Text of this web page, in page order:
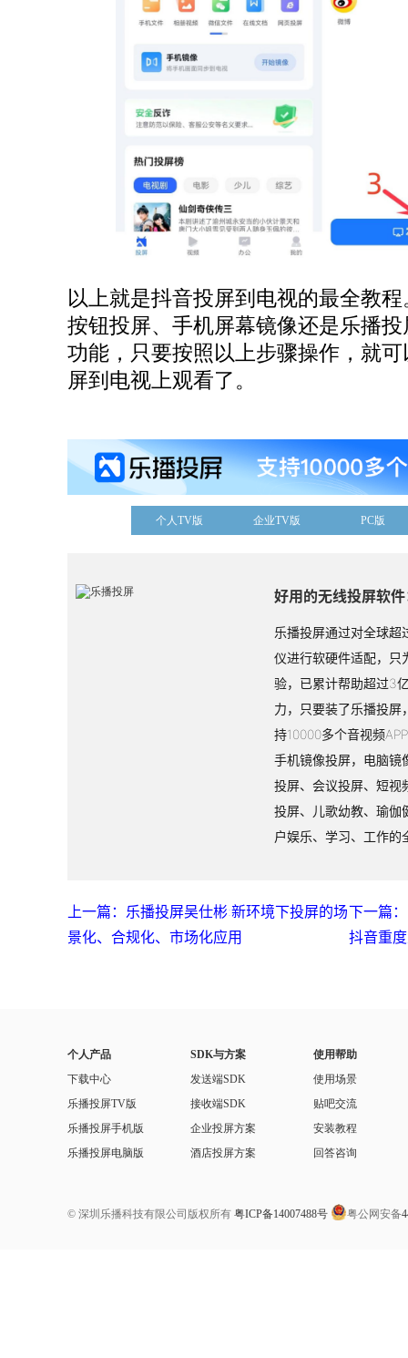
以上就是抖音投屏到电视的最全教
按钮投屏、手机屏幕镜像还是乐播
功能，只要按照以上步骤操作，就
屏到电视上观看了。
个人TV版 企业TV版 PC版
好用的无线投屏软
乐播投屏通过对全球超
仪进行软硬件适配，只
验，已累计帮助超过3
力，只要装了乐播投屏
持10000多个音视频
手机镜像投屏，电脑镜
投屏、会议投屏、短视
投屏、儿歌幼教、瑜伽
户娱乐、学习、工作的
上一篇：乐播投屏吴仕彬:新环境下投屏的场
景化、合规化、市场化应用
下一篇
抖音重
个人产品
下载中心
乐播投屏TV版
乐播投屏手机版
乐播投屏电脑版
SDK与方案
发送端SDK
接收端SDK
企业投屏方案
酒店投屏方案
使用帮助
使用场景
贴吧交流
安装教程
回答咨询
© 深圳乐播科技有限公司版权所有 粤ICP备14007488号 粤公网安备